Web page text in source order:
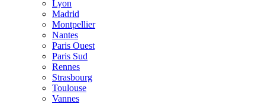
Lyon
Madrid
Montpellier
Nantes
Paris Ouest
Paris Sud
Rennes
Strasbourg
Toulouse
Vannes